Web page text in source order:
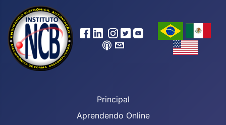
Principal
Aprendendo Online